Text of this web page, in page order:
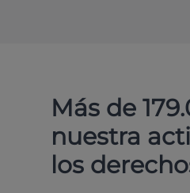
Más de
nuestra
los